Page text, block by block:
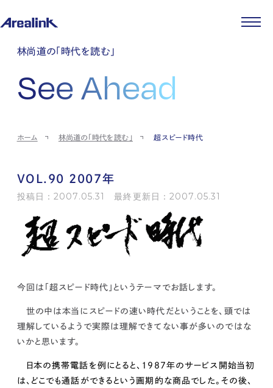
企業情報
企業理念
会社概要
コーポレートガバナンス
ストレージ事業
パートナー制度
土地権利整備事業
IR情報
IRカレンダー
IRポリシー
ストレージ室数実績
個人投資家の皆様へ
よくある質問・用語集
IRメール登録
ニュース
商品情報
先輩社員インタビュー
中途採用
お問い合わせ
asul
サイト
ーム
シー
情報セキュリティ・DX方針及び戦略サイトマップ
林尚道の「時代を読む」
See Ahead
ホーム 林尚道の「時代を読む」 超スピード時代
VOL.90 2007年
投稿日：2007.05.31 最終更新日：2007.05.31
今回は「超スピード時代」というテーマでお話します。
世の中は本当にスピードの速い時代だということを、頭では
理解しているようで実際は理解できてない事が多いのではな
いかと思います。
日本の携帯電話を例にとると、1987年のサービス開始当初
は、どこでも通話ができるという画期的な商品でした。その後、